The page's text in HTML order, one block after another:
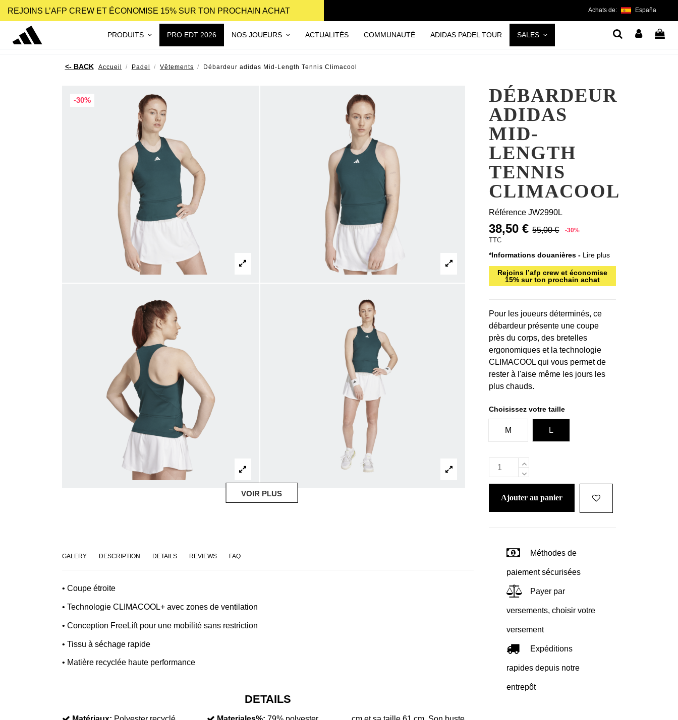
REJOINS L’AFP CREW ET ÉCONOMISE 15% SUR TON PROCHAIN ACHAT Achats de: España
PRODUITS PRO EDT 2026 NOS JOUEURS ACTUALITÉS COMMUNAUTÉ ADIDAS PADEL TOUR SALES
Accueil Padel Vêtements Débardeur adidas Mid-Length Tennis Climacool
-30%
VOIR PLUS
GALERY DESCRIPTION DETAILS REVIEWS FAQ
• Coupe étroite
• Technologie CLIMACOOL+ avec zones de ventilation
• Conception FreeLift pour une mobilité sans restriction
• Tissu à séchage rapide
• Matière recyclée haute performance
DETAILS
DÉBARDEUR
ADIDAS
MID-
LENGTH
TENNIS
CLIMACOOL
Référence JW2990L
38,50 € 55,00 € -30%
TTC
*Informations douanières - Lire plus
Rejoins l’afp crew et économise
15% sur ton prochain achat
Pour les joueurs déterminés, ce
débardeur présente une coupe
près du corps, des bretelles
ergonomiques et la technologie
CLIMACOOL qui vous permet de
rester à l'aise même les jours les
plus chauds.
Choisissez votre taille
M L
ajouter au panier
Méthodes de
paiement sécurisées
Payer par
versements, choisir votre
versement
Expéditions
rapides depuis notre
entrepôt